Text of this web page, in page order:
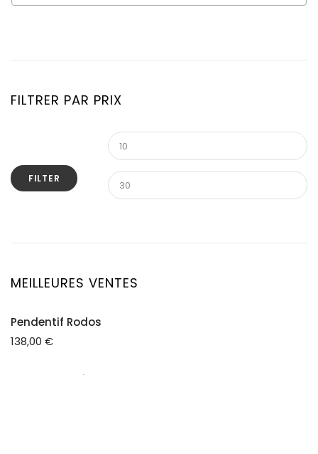
FILTRER PAR PRIX
FILTER
MEILLEURES VENTES
Pendentif Rodos
138,00 €
Pendentif Crépuscule